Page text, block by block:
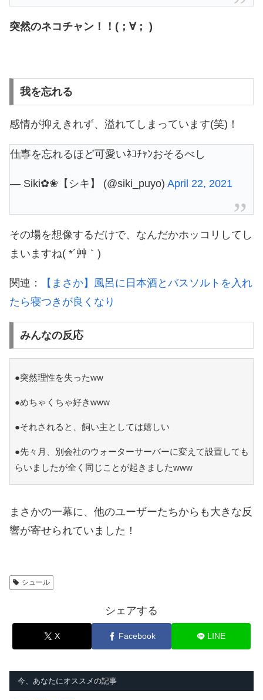
突然のネコチャン！！(；∀； )
我を忘れる
感情が抑えきれず、溢れてしまっています(笑)！
仕事を忘れるほど可愛いﾈｺﾁｬﾝおそるべし
— Siki✿❀【シキ】 (@siki_puyo) April 22, 2021
その場を想像するだけで、なんだかホッコリしてし
まいますね( *´艸｀)
関連：
【まさか】風呂に日本酒とバスソルトを入れ
たら寝つきが良くなり
みんなの反応
●突然理性を失ったww
●めちゃくちゃ好きwww
●それされると、飼い主としては嬉しい
●先々月、別会社のウォーターサーバーに変えて設置しても
らいましたが全く同じことが起きましたwww
まさかの一幕に、他のユーザーたちからも大きな反
響が寄せられていました！
シュール
シェアする
X Facebook LINE
今、あなたにオススメの記事